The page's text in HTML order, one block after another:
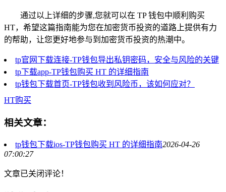
通过以上详细的步骤,您就可以在 TP 钱包中顺利购买
HT，希望这篇指南能为您在加密货币投资的道路上提供有力
的帮助，让您更好地参与到加密货币投资的热潮中。
tp官网下载连接-TP钱包导出私钥密码，安全与风险的关键
tp下载app-TP钱包购买 HT 的详细指南
tp钱包下载首页-TP钱包收到风险币，该如何应对？
HT购买
相关文章：
tp钱包下载ios-TP钱包购买 HT 的详细指南2026-04-26
07:00:27
文章已关闭评论！